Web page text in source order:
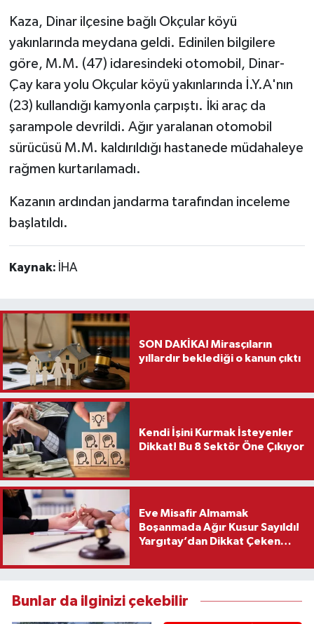
Kaza, Dinar ilçesine bağlı Okçular köyü
yakınlarında meydana geldi. Edinilen bilgilere
göre, M.M. (47) idaresindeki otomobil, Dinar-
Çay kara yolu Okçular köyü yakınlarında İ.Y.A'nın
(23) kullandığı kamyonla çarpıştı. İki araç da
şarampole devrildi. Ağır yaralanan otomobil
sürücüsü M.M. kaldırıldığı hastanede müdahaleye
rağmen kurtarılamadı.
Kazanın ardından jandarma tarafından inceleme
başlatıldı.
Kaynak: İHA
SON DAKİKA! Mirasçıların
yıllardır beklediği o kanun çıktı
Kendi İşini Kurmak İsteyenler
Dikkat! Bu 8 Sektör Öne Çıkıyor
Eve Misafir Almamak
Boşanmada Ağır Kusur Sayıldı!
Yargıtay’dan Dikkat Çeken
Bunlar da ilginizi çekebilir
Teknoloji
Vasıta
Yaşam